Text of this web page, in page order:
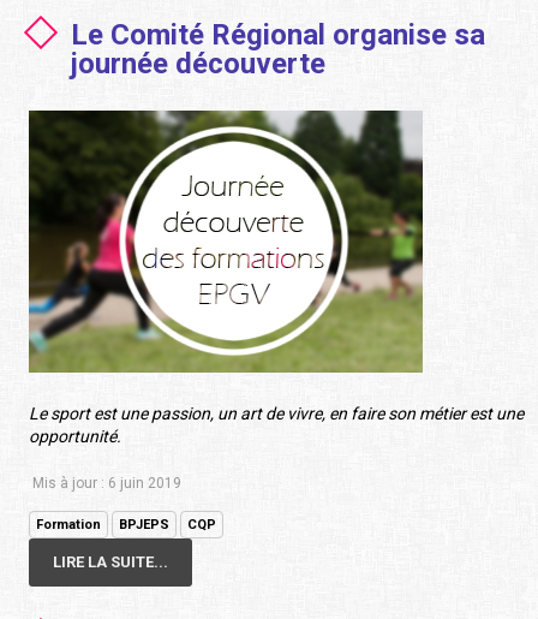
Le Comité Régional organise sa
journée découverte
Le sport est une passion, un art de vivre, en faire son métier est une
opportunité.
Mis à jour : 6 juin 2019
Formation BPJEPS CQP
LIRE LA SUITE...